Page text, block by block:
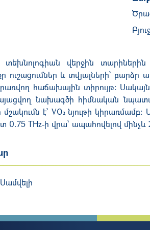
տեխնոլոգիան վերջին տարիներին
ուշացումներ և տվյալների՝
հաճախային տիրույթ։
նախագծի հիմնական
է՝ VO₂ նյութի
0.75 THz-ի վրա՝ ապահովելով